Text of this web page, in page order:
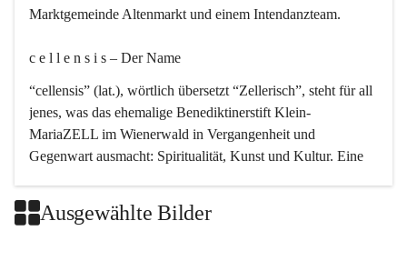
Marktgemeinde Altenmarkt und einem Intendanzteam.
c e l l e n s i s – Der Name
“cellensis” (lat.), wörtlich übersetzt “Zellerisch”, steht für all
jenes, was das ehemalige Benediktinerstift Klein-
MariaZELL im Wienerwald in Vergangenheit und
Gegenwart ausmacht: Spiritualität, Kunst und Kultur. Eine
Kirchenmusik, dem kunstvollen Lob Gottes.
Ausgewählte Bilder